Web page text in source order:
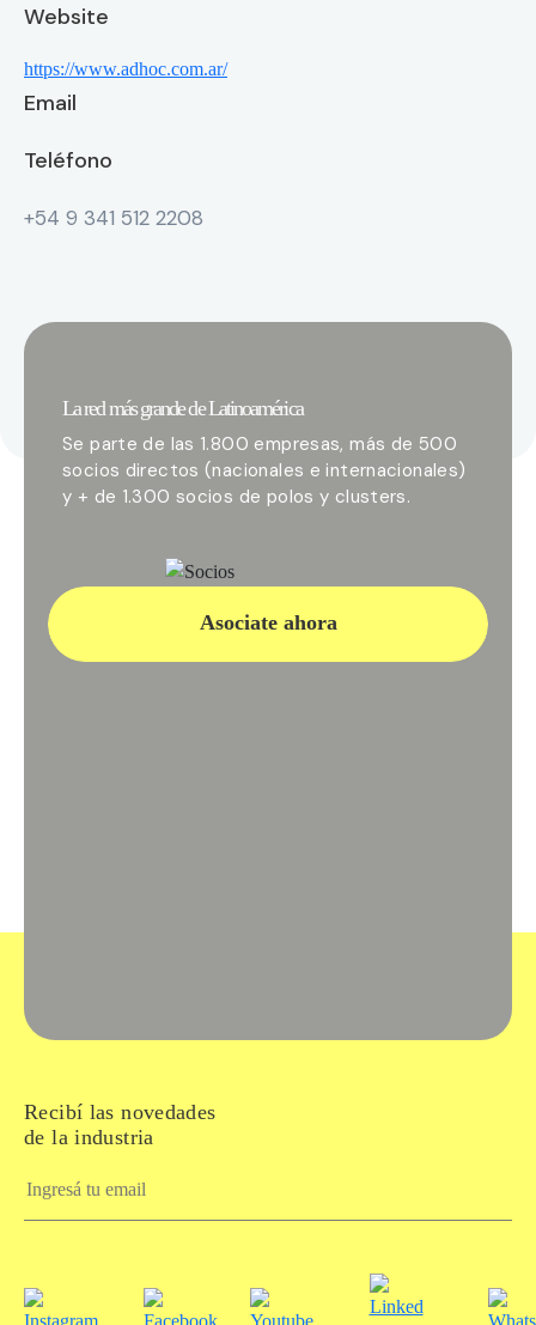
Website
https://www.adhoc.com.ar/
Email
Teléfono
+54 9 341 512 2208
La red más grande de Latinoamérica
Se parte de las 1.800 empresas, más de 500
socios directos (nacionales e internacionales)
y + de 1.300 socios de polos y clusters.
Asociate ahora
Recibí las novedades
de la industria